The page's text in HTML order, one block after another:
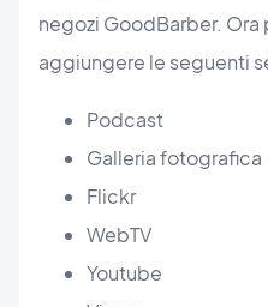
negozi GoodBarber.
aggiungere le seguenti
Podcast
Galleria fotografica
Flickr
WebTV
Youtube